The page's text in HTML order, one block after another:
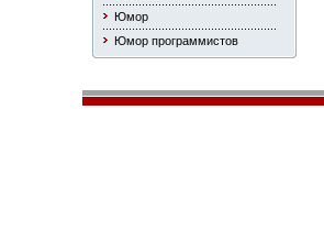
Юмор
Юмор программистов